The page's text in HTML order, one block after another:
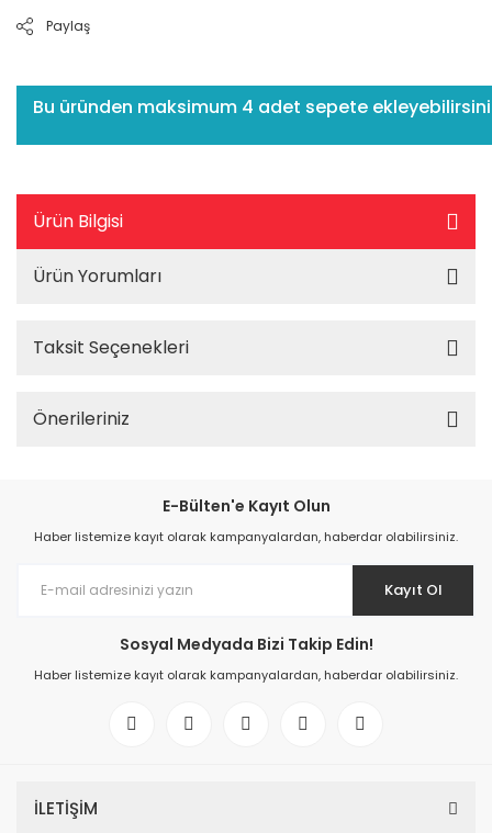
Paylaş
Bu üründen maksimum 4 adet sepete
Ürün Bilgisi
Ürün Yorumları
Taksit Seçenekleri
Önerileriniz
E-Bülten'e Kayıt Olun
Haber listemize kayıt olarak kampanyalardan, haberdar olabilirsiniz.
Kayıt Ol
Sosyal Medyada Bizi Takip Edin!
Haber listemize kayıt olarak kampanyalardan, haberdar olabilirsiniz.
İLETİŞİM